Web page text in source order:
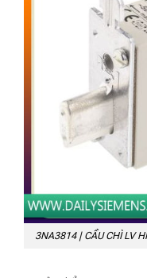
3NA3814 | CẦU CHÌ LV